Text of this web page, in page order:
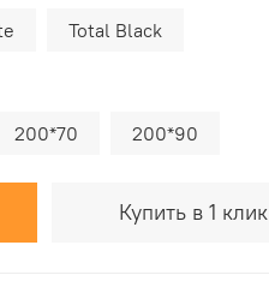
Total Black
200*70 200*90
Купить в 1 клик